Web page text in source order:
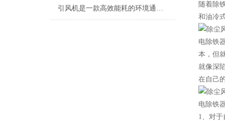
引风机是一款高效能耗的环境通风设备
随着除
和油冷
电除铁
本，但
就像深
在自己
电除铁
1、对